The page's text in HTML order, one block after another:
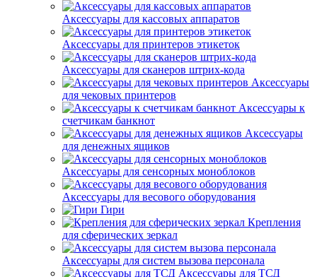
Аксессуары для кассовых аппаратов
Аксессуары для принтеров этикеток
Аксессуары для сканеров штрих-кода
Аксессуары
для чековых принтеров
Аксессуары к
счетчикам банкнот
Аксессуары
для денежных ящиков
Аксессуары для сенсорных моноблоков
Аксессуары для весового оборудования
Гири
Крепления
для сферических зеркал
Аксессуары для систем вызова персонала
Аксессуары для ТСД